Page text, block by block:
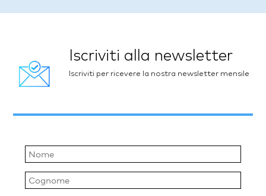
Iscriviti alla newsletter
Iscriviti per ricevere la nostra newsletter mensile